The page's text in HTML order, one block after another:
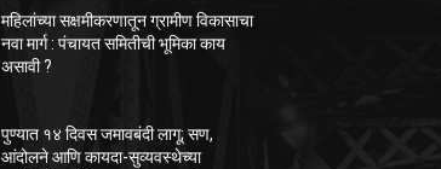
महिलांच्या सक्षमीकरणातून ग्रामीण विकासाचा
नवा मार्ग : पंचायत समितीची भूमिका काय
असावी ?
पुण्यात १४ दिवस जमावबंदी लागू; सण,
आंदोलने आणि कायदा-सुव्यवस्थेच्या